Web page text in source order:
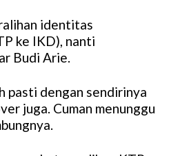
identitas
ke IKD), nanti
Budi Arie.
pasti dengan sendirinya
juga. Cuman menunggu